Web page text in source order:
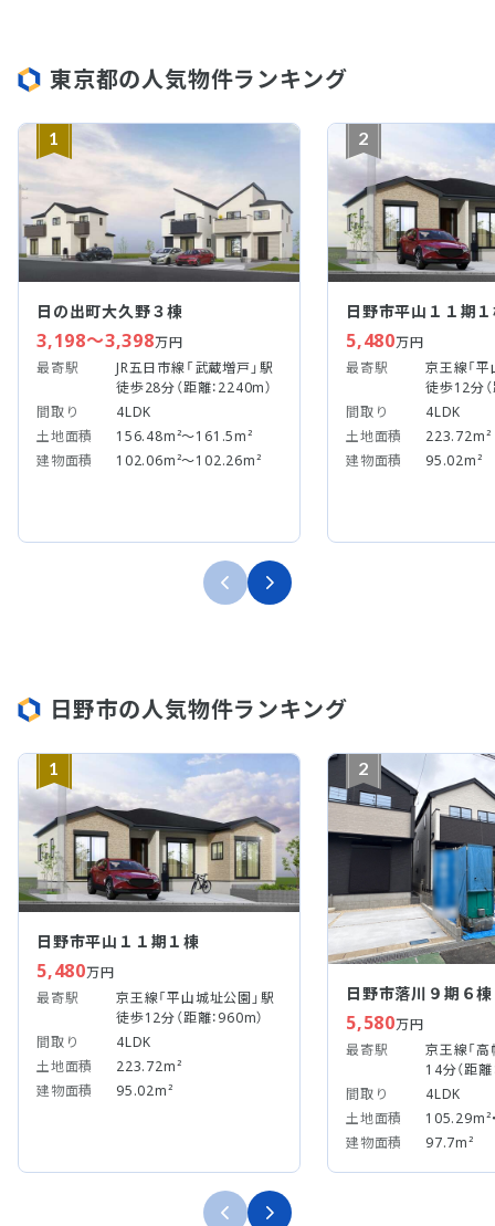
東京都の人気物件ランキング
1
日の出町大久野３棟
3,198～3,398万円
最寄駅
JR五日市線「武蔵増戸」駅
徒歩28分（距離：2240m）
間取り
4LDK
土地面積
156.48m²～161.5m²
建物面積
102.06m²～102.26m²
2
日野市平山１１期
5,480万円
最寄駅
京王線「
徒歩12分（
間取り
4LDK
土地面積
223.72m²
建物面積
95.02m²
日野市の人気物件ランキング
1
日野市平山１１期１棟
5,480万円
最寄駅
京王線「平山城址公園」駅
徒歩12分（距離：960m）
間取り
4LDK
土地面積
223.72m²
建物面積
95.02m²
2
日野市落川９期６棟
5,580万円
最寄駅
京王線「
14分（距離
間取り
4LDK
土地面積
105.29m²
建物面積
97.7m²